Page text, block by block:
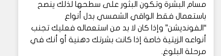
مسام البشرة وتكون البثور على سطحها لذلك ينصح
باستعمال فقط الواقي الشمسي بدل أنواع
“الفونديشن” وإذا كان لا بد من استعماله فعليك تجنب
أنواعه الزيتية خاصة إذا كانت بشرتك دهنية أو أنك في
مرحلة البلوغ.